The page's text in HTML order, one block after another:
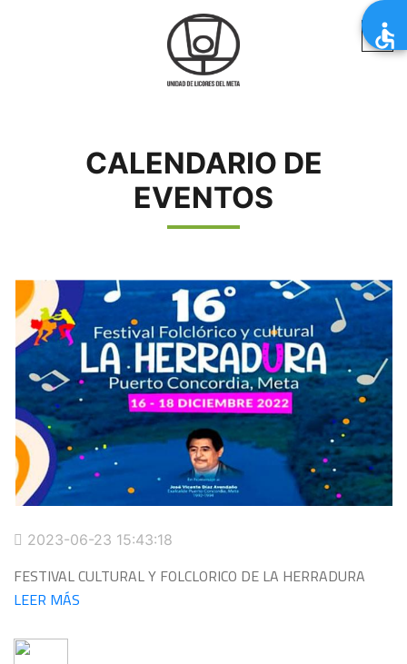
CALENDARIO DE
EVENTOS
2023-06-23 15:43:18
FESTIVAL CULTURAL Y FOLCLORICO DE LA HERRADURA
LEER MÁS